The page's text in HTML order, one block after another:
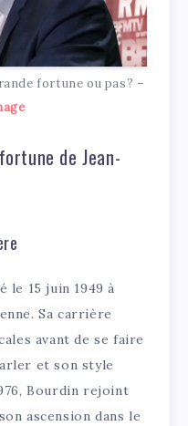
fortune ou pas? –
de Jean-
le 15 juin 1949 à
Sa carrière
avant de se faire
et son style
Bourdin rejoint
ascension dans le